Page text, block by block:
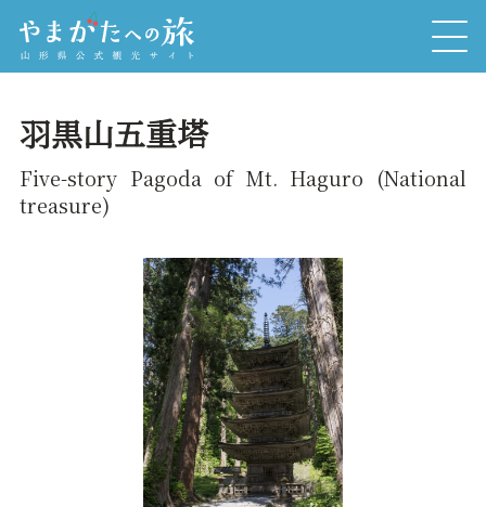
羽黒山五重塔
Five-story Pagoda of Mt. Haguro (National
treasure)